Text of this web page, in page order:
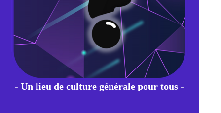
- Un lieu de culture générale pour tous -